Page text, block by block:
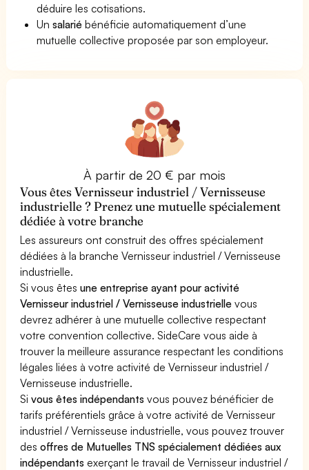
déduire les cotisations.
Unsalarié bénéficie automatiquement d’une
mutuelle collective proposée par son employeur.
À partir de 20 € par mois
Vous êtes Vernisseur industriel / Vernisseuse
industrielle ? Prenez une mutuelle spécialement
dédiée à votre branche
Les assureurs ont construit des offres spécialement
dédiées à la branche Vernisseur industriel / Vernisseuse
industrielle.
Si vous êtesune entreprise ayant pour activité
Vernisseur industriel / Vernisseuse industrielle vous
devrez adhérer à une mutuelle collective respectant
votre convention collective. SideCare vous aide à
trouver la meilleure assurance respectant les conditions
légales liées à votre activité de Vernisseur industriel /
Vernisseuse industrielle.
Sivous êtes indépendants vous pouvez bénéficier de
tarifs préférentiels grâce à votre activité de Vernisseur
industriel / Vernisseuse industrielle, vous pouvez trouver
desoffres de Mutuelles TNS spécialement dédiées aux
indépendants exerçant le travail de Vernisseur industriel /